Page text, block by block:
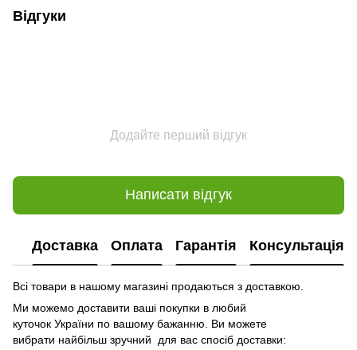
Відгуки
Додайте перший відгук
Написати відгук
Доставка Оплата Гарантія Консультація
Всі товари в нашому магазині продаються з доставкою.
Ми можемо доставити ваші покупки в любий
куточок України по вашому бажанню. Ви можете
вибрати найбільш зручний для вас спосіб доставки: